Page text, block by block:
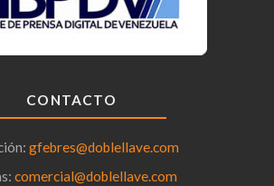
CONTACTO
gfebres@doblellave.com
comercial@doblellave.com